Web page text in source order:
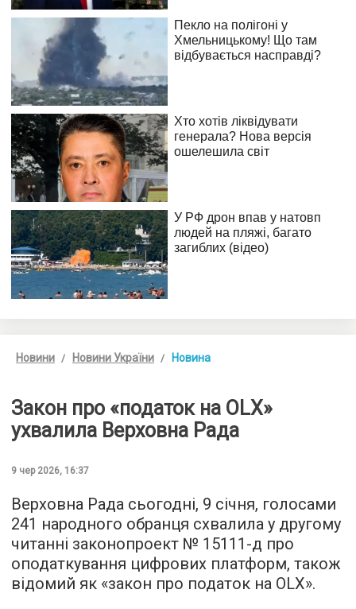
Новини Новини України Новина
Закон про «податок на OLX»
ухвалила Верховна Рада
9 чер 2026, 16:37
Верховна Рада сьогодні, 9 січня, голосами
241 народного обранця схвалила у другому
читанні законопроект № 15111-д про
оподаткування цифрових платформ, також
відомий як «закон про податок на OLX».